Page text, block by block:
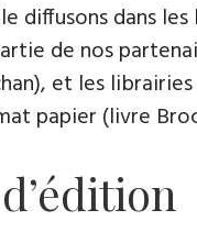
diffusons dans les
de nos
et les
papier (livre